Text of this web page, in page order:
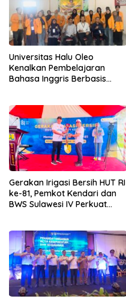
Universitas Halu Oleo
Kenalkan Pembelajaran
Bahasa Inggris Berbasis
Gerakan Irigasi Bersih HUT RI
ke-81, Pemkot Kendari dan
BWS Sulawesi IV Perkuat